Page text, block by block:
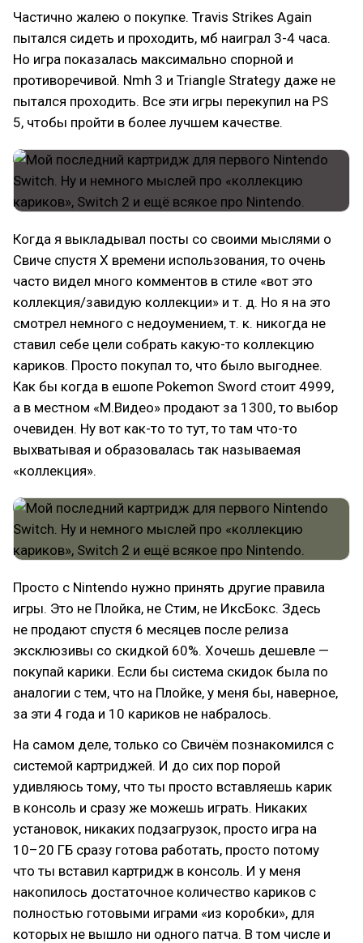
Частично жалею о покупке. Travis Strikes Again
пытался сидеть и проходить, мб наиграл 3-4 часа.
Но игра показалась максимально спорной и
противоречивой. Nmh 3 и Triangle Strategy даже не
пытался проходить. Все эти игры перекупил на PS
5, чтобы пройти в более лучшем качестве.
Когда я выкладывал посты со своими мыслями о
Свиче спустя Х времени использования, то очень
часто видел много комментов в стиле «вот это
коллекция/завидую коллекции» и т. д. Но я на это
смотрел немного с недоумением, т. к. никогда не
ставил себе цели собрать какую-то коллекцию
кариков. Просто покупал то, что было выгоднее.
Как бы когда в ешопе Pokemon Sword стоит 4999,
а в местном «М.Видео» продают за 1300, то выбор
очевиден. Ну вот как-то то тут, то там что-то
выхватывая и образовалась так называемая
«коллекция».
Просто с Nintendo нужно принять другие правила
игры. Это не Плойка, не Стим, не ИксБокс. Здесь
не продают спустя 6 месяцев после релиза
эксклюзивы со скидкой 60%. Хочешь дешевле —
покупай карики. Если бы система скидок была по
аналогии с тем, что на Плойке, у меня бы, наверное,
за эти 4 года и 10 кариков не набралось.
На самом деле, только со Свичём познакомился с
системой картриджей. И до сих пор порой
удивляюсь тому, что ты просто вставляешь карик
в консоль и сразу же можешь играть. Никаких
установок, никаких подзагрузок, просто игра на
10–20 ГБ сразу готова работать, просто потому
что ты вставил картридж в консоль. И у меня
накопилось достаточное количество кариков с
полностью готовыми играми «из коробки», для
которых не вышло ни одного патча. В том числе и